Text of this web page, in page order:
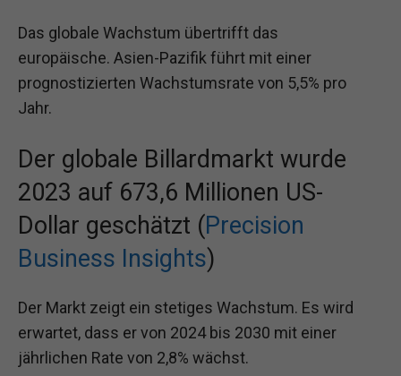
Das globale Wachstum übertrifft das
europäische. Asien-Pazifik führt mit einer
prognostizierten Wachstumsrate von 5,5% pro
Jahr.
Der globale Billardmarkt wurde
2023 auf 673,6 Millionen US-
Dollar geschätzt (Precision
Business Insights)
Der Markt zeigt ein stetiges Wachstum. Es wird
erwartet, dass er von 2024 bis 2030 mit einer
jährlichen Rate von 2,8% wächst.